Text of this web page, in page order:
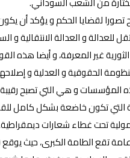
لقضايا الحكم و يؤكد أن
للعدالة و العدالة الانتقالية
غير المعرفة، و أيضا هذه
الحقوقية و العدلية و
و هي التي تصبح رقيبة
التي تكون خاضعة بشكل كامل
تحت غطاء شعارات
تقع الطامة الكبرى، حيث يوقع